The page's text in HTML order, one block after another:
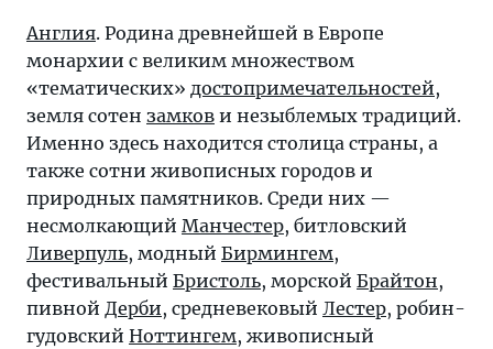
Англия. Родина древнейшей в Европе
монархии с великим множеством
«тематических» достопримечательностей,
земля сотен замков и незыблемых традиций.
Именно здесь находится столица страны, а
также сотни живописных городов и
природных памятников. Среди них —
несмолкающий Манчестер, битловский
Ливерпуль, модный Бирмингем,
фестивальный Бристоль, морской Брайтон,
пивной Дерби, средневековый Лестер, робин-
гудовский Ноттингем, живописный